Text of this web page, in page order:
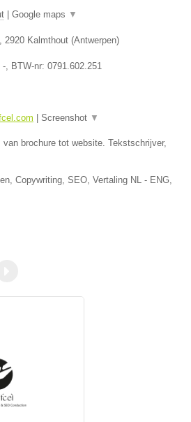
Google maps ▼
, 2920 Kalmthout (Antwerpen)
-, BTW-nr: 0791.602.251
Screenshot ▼
van brochure tot website. Tekstschrijver,
Copywriting, SEO, Vertaling NL - ENG,